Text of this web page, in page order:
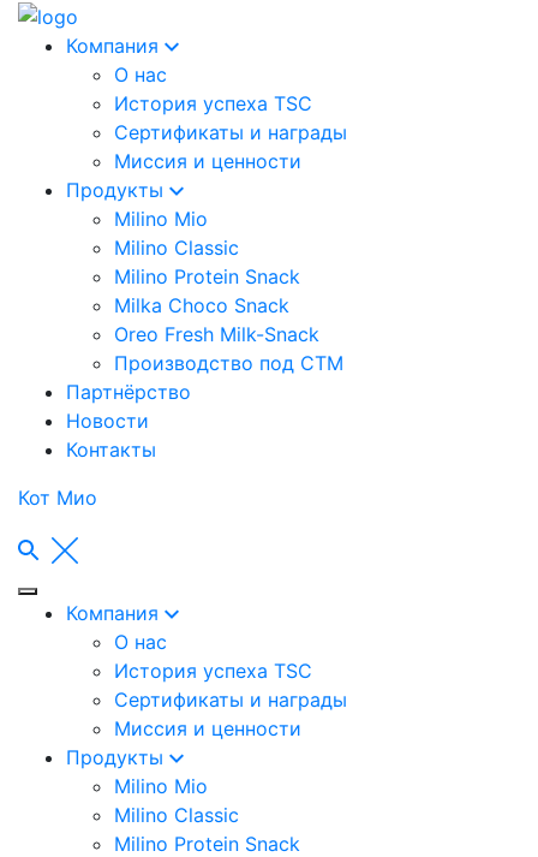
Компания
О нас
История успеха TSC
Сертификаты и награды
Миссия и ценности
Продукты
Milino Mio
Milino Classic
Milino Protein Snack
Milka Choco Snack
Oreo Fresh Milk-Snack
Производство под СТМ
Партнёрство
Новости
Контакты
Кот Мио
Компания
О нас
История успеха TSC
Сертификаты и награды
Миссия и ценности
Продукты
Milino Mio
Milino Classic
Milino Protein Snack